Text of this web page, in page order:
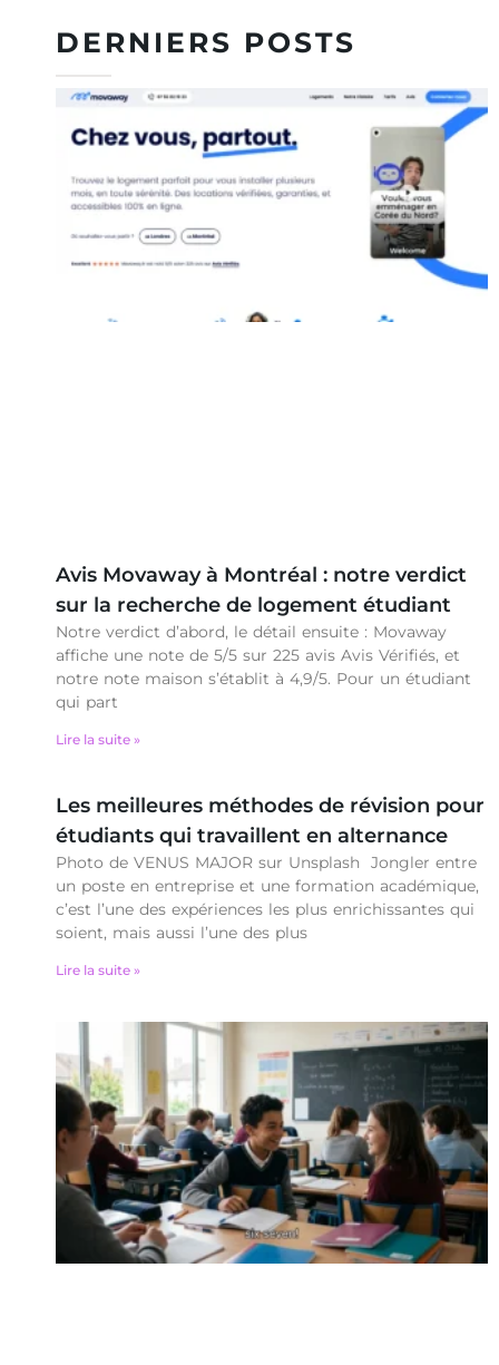
DERNIERS POSTS
Avis Movaway à Montréal : notre verdict
sur la recherche de logement étudiant
Notre verdict d’abord, le détail ensuite : Movaway
affiche une note de 5/5 sur 225 avis Avis Vérifiés, et
notre note maison s’établit à 4,9/5. Pour un étudiant
qui part
Lire la suite »
Les meilleures méthodes de révision pour
étudiants qui travaillent en alternance
Photo de VENUS MAJOR sur Unsplash Jongler entre
un poste en entreprise et une formation académique,
c’est l’une des expériences les plus enrichissantes qui
soient, mais aussi l’une des plus
Lire la suite »